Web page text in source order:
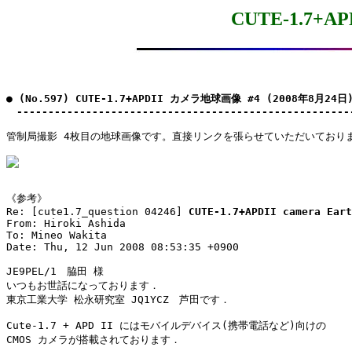
CUTE-
● (No.597) CUTE-1.7+APDII カメラ地球画像 #4 (2008年8月24日
管制局撮影 4枚目の地球画像です。直接リンクを張らせていただいており
《参考》
Re: [cute1.7_question 04246] CUTE-1.7+APDII camera
From: Hiroki Ashida
To: Mineo Wakita
Date: Thu, 12 Jun 2008 08:53:35 +0900
JE9PEL/1　脇田 様
いつもお世話になっております．
東京工業大学 松永研究室 JQ1YCZ　芦田です．
Cute-1.7 + APD II にはモバイルデバイス(携帯電話など)向けの
CMOS カメラが搭載されております．